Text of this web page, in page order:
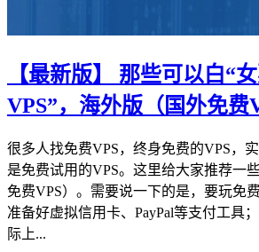
【最新版】 那些可以白“
VPS”，海外版（国外免费
很多人找免费VPS，终身免费的VPS，
是免费试用的VPS。这里给大家推荐一
免费VPS）。需要说一下的是，要玩免
准备好虚拟信用卡、PayPal等支付工具
际上...